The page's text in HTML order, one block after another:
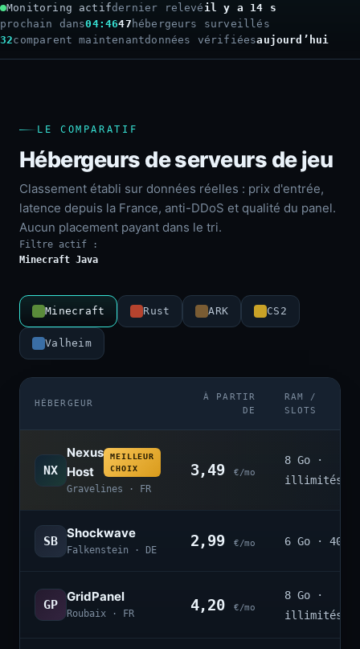
Monitoring actifdernier relevé il y a 16 s
prochain dans04:4447 hébergeurs surveillés
32comparent maintenantdonnées vérifiéesaujourd’hui
LE COMPARATIF
Hébergeurs de serveurs de jeu
Classement établi sur données réelles : prix d'entrée,
latence depuis la France, anti-DDoS et qualité du panel.
Aucun placement payant dans le tri.
Filtre actif :
Minecraft Java
Minecraft Rust ARK CS2
Valheim
HÉBERGEUR
À PARTIR
DE
RAM /
SLOTS
NX
Nexus
Host
MEILLEUR
CHOIX
Gravelines · FR
3,49 €/mo
8 Go ·
illimités
SB
Shockwave
Falkenstein · DE
2,99 €/mo 6 Go · 40
GP
GridPanel
Roubaix · FR 4,20 €/mo
8 Go ·
illimités